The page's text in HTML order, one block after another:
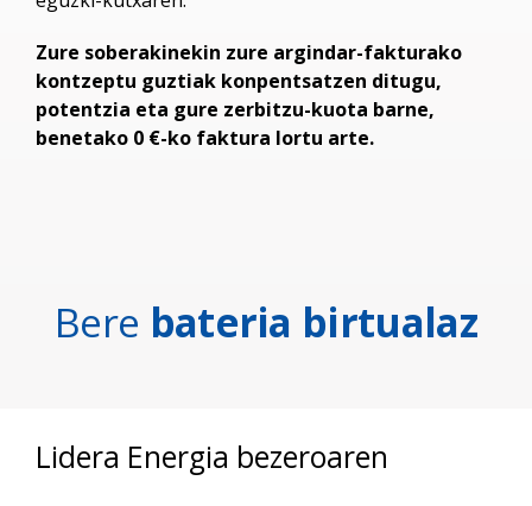
Zure soberakinekin zure argindar-fakturako
kontzeptu guztiak konpentsatzen ditugu,
potentzia eta gure zerbitzu-kuota barne,
benetako 0 €-ko faktura lortu arte.
Bere bateria birtualaz
Lidera Energia bezeroaren